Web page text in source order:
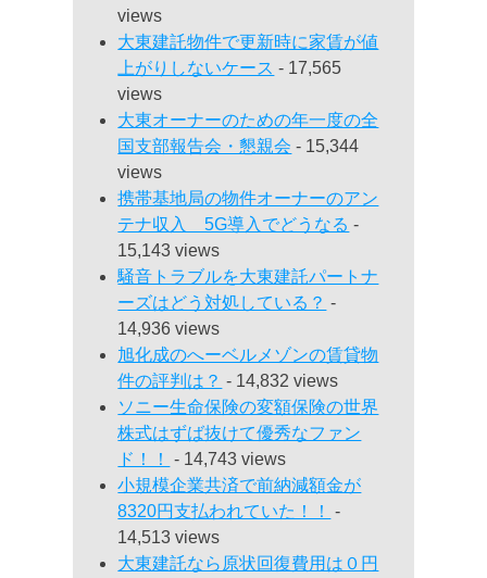
views
大東建託物件で更新時に家賃が値
上がりしないケース - 17,565
views
大東オーナーのための年一度の全
国支部報告会・懇親会 - 15,344
views
携帯基地局の物件オーナーのアン
テナ収入 5G導入でどうなる -
15,143 views
騒音トラブルを大東建託パートナ
ーズはどう対処している？ -
14,936 views
旭化成のへーベルメゾンの賃貸物
件の評判は？ - 14,832 views
ソニー生命保険の変額保険の世界
株式はずば抜けて優秀なファン
ド！！
- 14,743 views
小規模企業共済で前納減額金が
8320円支払われていた！！
-
14,513 views
大東建託なら原状回復費用は０円